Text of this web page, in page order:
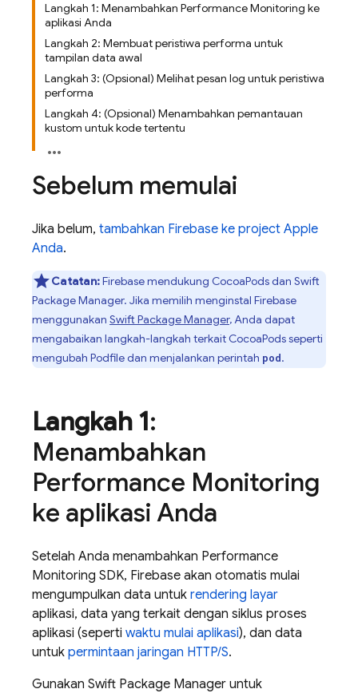
Langkah 1: Menambahkan Performance Monitoring ke
aplikasi Anda
Langkah 2: Membuat peristiwa performa untuk
tampilan data awal
Langkah 3: (Opsional) Melihat pesan log untuk peristiwa
performa
Langkah 4: (Opsional) Menambahkan pemantauan
kustom untuk kode tertentu
Sebelum memulai
Jika belum, tambahkan Firebase ke project Apple
Anda.
Catatan:Firebase mendukung CocoaPods dan Swift
Package Manager. Jika memilih menginstal Firebase
menggunakan Swift Package Manager, Anda dapat
mengabaikan langkah-langkah terkait CocoaPods seperti
mengubah Podfile dan menjalankan perintah pod.
Langkah 1:
Menambahkan
Performance Monitoring
ke aplikasi Anda
Setelah Anda menambahkan Performance
Monitoring SDK, Firebase akan otomatis mulai
mengumpulkan data untuk rendering layar
aplikasi, data yang terkait dengan siklus proses
aplikasi (seperti waktu mulai aplikasi), dan data
untuk permintaan jaringan HTTP/S.
Gunakan Swift Package Manager untuk